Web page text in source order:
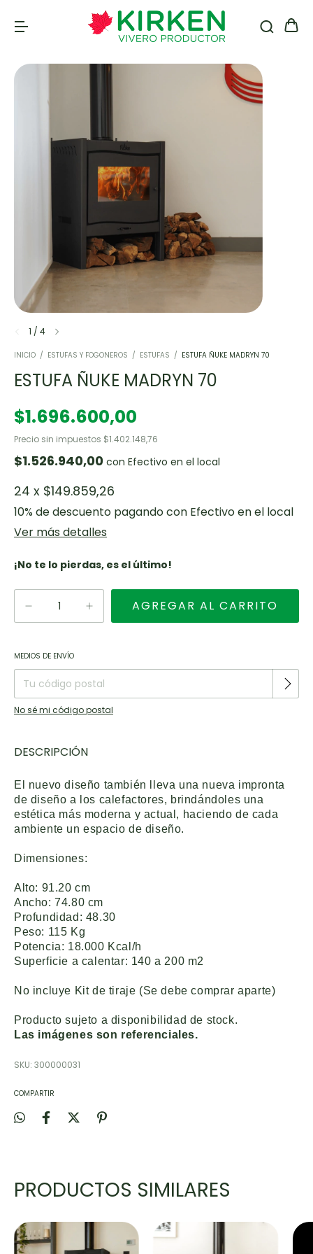
1 / 4
INICIO / ESTUFAS Y FOGONEROS / ESTUFAS / ESTUFA ÑUKE MADRYN 70
ESTUFA ÑUKE MADRYN 70
$1.696.600,00
Precio sin impuestos $1.402.148,76
$1.526.940,00 con Efectivo en el local
24 x $149.859,26
10% de descuento pagando con Efectivo en el local
Ver más detalles
¡No te lo pierdas, es el último!
Entregas para el CP:
MEDIOS DE ENVÍO
No sé mi código postal
DESCRIPCIÓN
El nuevo diseño también lleva una nueva impronta
de diseño a los calefactores, brindándoles una
estética más moderna y actual, haciendo de cada
ambiente un espacio de diseño.
Dimensiones:
Alto: 91.20 cm
Ancho: 74.80 cm
Profundidad: 48.30
Peso: 115 Kg
Potencia: 18.000 Kcal/h
Superficie a calentar: 140 a 200 m2
No incluye Kit de tiraje (Se debe comprar aparte)
Producto sujeto a disponibilidad de stock.
Las imágenes son referenciales.
SKU: 300000031
COMPARTIR
PRODUCTOS SIMILARES